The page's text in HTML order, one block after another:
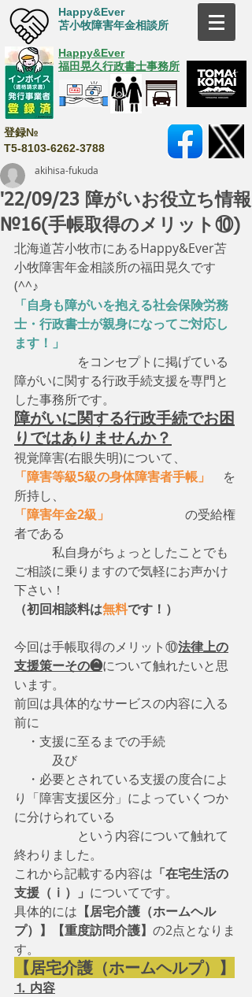
Happy&Ever
苫小牧障害年金相談所
Happy&Ever
福田晃久行政書士事務所
登録№
T5-8103-6262-3788
'22/09/23 障がいお役立ち情報
№16(手帳取得のメリット⑩)
akihisa-fukuda
北海道苫小牧市にあるHappy&Ever苫
小牧障害年金相談所の福田晃久です
(^^♪
「自身も障がいを抱える社会保険労務
士・行政書士が親身になってご対応し
ます！」
をコンセプトに掲げている
障がいに関する行政手続支援を専門と
した事務所です。
障がいに関する行政手続でお困
りではありませんか？
視覚障害(右眼失明)について、
「障害等級5級の身体障害者手帳」
を
所持し、
「障害年金2級」
の受給権
者である
私自身がちょっとしたことでも
ご相談に乗りますので気軽にお声かけ
下さい！
（初回相談料は無料です！）
今回は手帳取得のメリット⑩法律上の
支援策ーその❷について触れたいと思
います。
前回は具体的なサービスの内容に入る
前に
・支援に至るまでの手続
及び
・必要とされている支援の度合によ
り「障害支援区分」によっていくつか
に分けられている
という内容について触れて
終わりました。
これから記載する内容は 「在宅生活の
支援（ⅰ）」 についてです。
具体的には 【居宅介護（ホームヘル
プ）】【重度訪問介護】 の2点となりま
す。
【居宅介護（ホームヘルプ）】
⒈ 内容